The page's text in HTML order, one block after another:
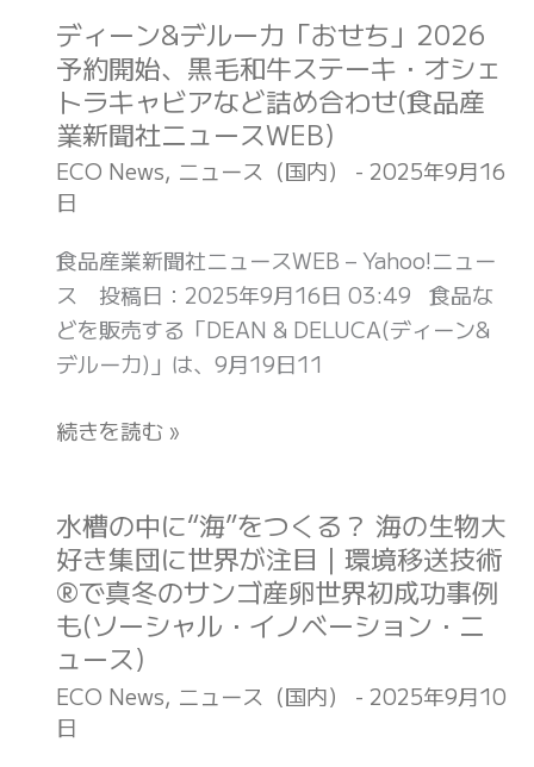
ス
粒
子」
の
正
体
シ
ョ
ナ
ル
オ
フ
ィ
ッ
ク
日
本
版)
と
は、
宇
宙
線
を
ら
ず
し
て
宙
拓
は
不
可
能
(ナ
シ
ディーン&デルーカ「おせち」2026
予約開始、黒毛和牛ステーキ・オシェ
トラキャビアなど詰め合わせ(食品産
業新聞社ニュースWEB)
ECO News, ニュース（国内） - 2025年9月16
日
食品産業新聞社ニュースWEB – Yahoo!ニュー
ス 投稿日：2025年9月16日 03:49 食品な
どを販売する「DEAN & DELUCA(ディーン&
デルーカ)」は、9月19日11
デ
ィ
ー
ン
&
デ
ー
カ
「お
せ
2026
約
開
始、
黒
毛
和
牛
続きを読む »
水槽の中に“海”をつくる？ 海の生物大
好き集団に世界が注目｜環境移送技術
®で真冬のサンゴ産卵世界初成功事例
も(ソーシャル・イノベーション・ニ
ュース)
ECO News, ニュース（国内） - 2025年9月10
日
水
槽
の
中
に“海”を
つ
く